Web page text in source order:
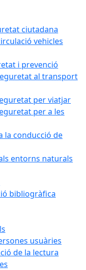
ciutadana
vehicles
i prevenció
al transport
per viatjar
per a les
la conducció de
entorns naturals
bibliogràfica
usuàries
de la lectura